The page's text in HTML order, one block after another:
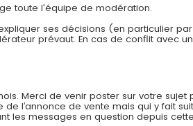
toute l'équipe de modération.
ses décisions (en particulier
prévaut. En cas de conflit avec
Merci de venir poster sur votre
l’annonce de vente mais qui y fait
les messages en question depuis